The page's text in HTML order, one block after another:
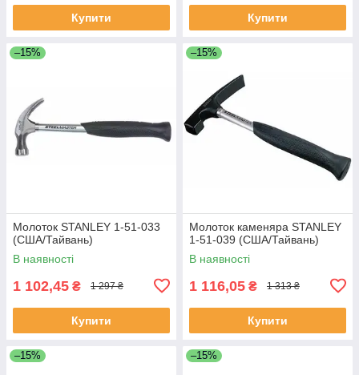
Купити Купити
–15%
Молоток STANLEY 1-51-033
(США/Тайвань)
В наявності
1 102,45 ₴ 1 297 ₴
Купити
–15%
Молоток каменяра STANLEY
1-51-039 (США/Тайвань)
В наявності
1 116,05 ₴ 1 313 ₴
Купити
–15% –15%